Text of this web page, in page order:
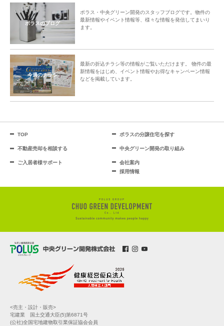
ポラスのブログ
ポラス・中央グリーン開発のスタッフブログです。物件の
最新情報やイベント情報等、様々な情報を発信してまいり
ます。
今週のチラシ
最新の折込チラシ等の情報がご覧いただけます。 物件の最
新情報をはじめ、イベント情報やお得なキャンペーン情報
などを掲載しています。
TOP ポラスの分譲住宅を探す
不動産売却を相談する 中央グリーン開発の取り組み
ご入居者様サポート
会社案内
採用情報
<売主・設計・販売>
宅建業 国土交通大臣(5)第6871号
(公社)全国宅地建物取引業保証協会会員